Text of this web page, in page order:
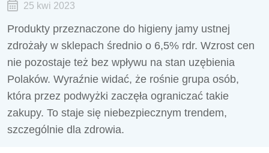
25 kwi 2023
Produkty przeznaczone do higieny jamy ustnej
zdrożały w sklepach średnio o 6,5% rdr. Wzrost cen
nie pozostaje też bez wpływu na stan uzębienia
Polaków. Wyraźnie widać, że rośnie grupa osób,
która przez podwyżki zaczęła ograniczać takie
zakupy. To staje się niebezpiecznym trendem,
szczególnie dla zdrowia.